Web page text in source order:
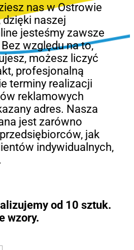
nas w Ostrowie
naszej
jesteśmy zawsze
względu na to,
możesz liczyć
profesjonalną
terminy realizacji
reklamowych
adres. Nasza
jest zarówno
jak
indywidualnych,
od 10 sztuk.
wzory.